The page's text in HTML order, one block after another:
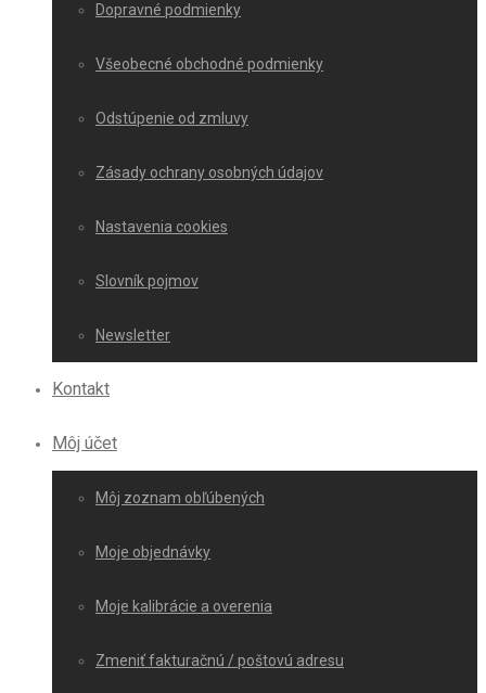
Dopravné podmienky
Všeobecné obchodné podmienky
Odstúpenie od zmluvy
Zásady ochrany osobných údajov
Nastavenia cookies
Slovník pojmov
Newsletter
Kontakt
Môj účet
Môj zoznam obľúbených
Moje objednávky
Moje kalibrácie a overenia
Zmeniť fakturačnú / poštovú adresu